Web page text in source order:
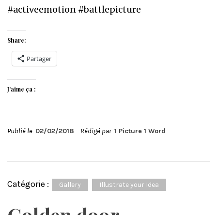
#activeemotion #battlepicture
Share:
Partager
J’aime ça :
Publié le 02/02/2018 Rédigé par 1 Picture 1 Word
Catégorie : Gallery Illustrate your Idea